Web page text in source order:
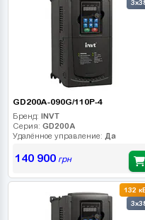
GD200A-090G/110P-4
Бренд: INVT
Серия: GD200A
Удалённое управление: Да
140 900грн
132